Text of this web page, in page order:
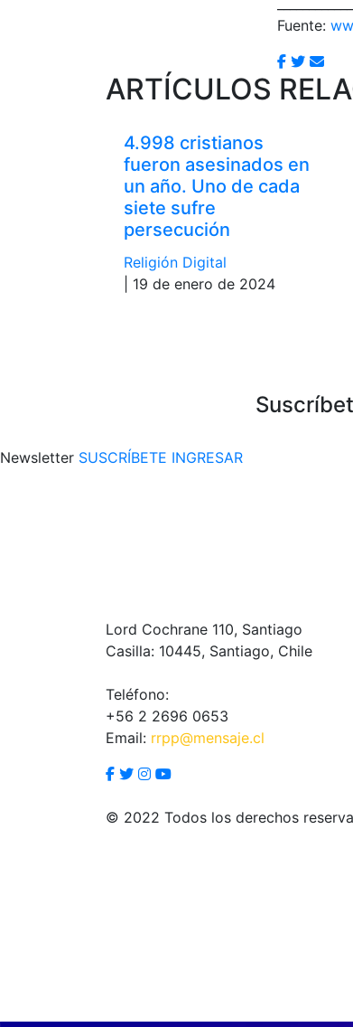
Fuente:
ARTÍCULOS
4.998 cristianos
fueron asesinados en
un año. Uno de cada
siete sufre
persecución
Religión Digital
| 19 de enero de 2024
Newsletter SUSCRÍBETE INGRESAR
Lord Cochrane 110, Santiago
Casilla: 10445, Santiago, Chile
Teléfono:
+56 2 2696 0653
Email: rrpp@mensaje.cl
© 2022 Todos los derechos